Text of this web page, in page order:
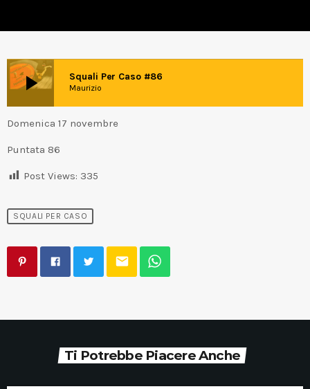
play_arrow Squali Per Caso #86
Maurizio
Domenica 17 novembre
Puntata 86
Post Views: 335
SQUALI PER CASO
email
Ti Potrebbe Piacere Anche